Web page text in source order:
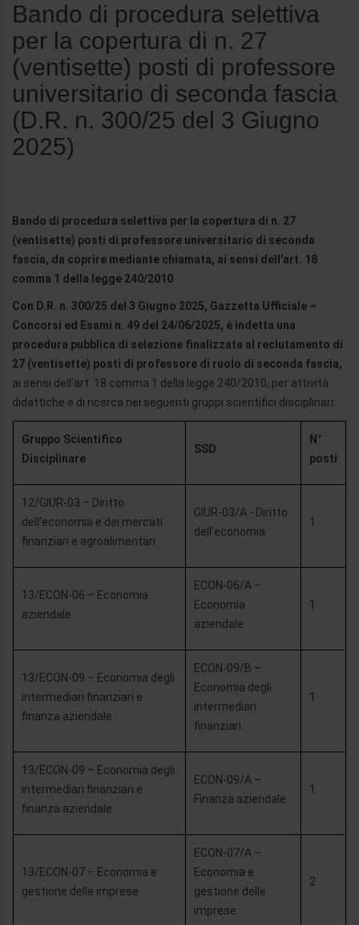
Bando di procedura selettiva
per la copertura di n. 27
(ventisette) posti di professore
universitario di seconda fascia
(D.R. n. 300/25 del 3 Giugno
2025)
Bando di procedura selettiva per la copertura di n. 27
(ventisette) posti di professore universitario di seconda
fascia, da coprire mediante chiamata, ai sensi dell'art. 18
comma 1 della legge 240/2010
Con D.R. n. 300/25 del 3 Giugno 2025, Gazzetta Ufficiale –
Concorsi ed Esami n. 49 del 24/06/2025, è indetta una
procedura pubblica di selezione finalizzata al reclutamento di
27 (ventisette) posti di professore di ruolo di seconda fascia,
ai sensi dell'art. 18 comma 1 della legge 240/2010, per attività
didattiche e di ricerca nei seguenti gruppi scientifici disciplinari:
Gruppo Scientifico
Disciplinare
SSD
N°
posti
12/GIUR-03 – Diritto
dell’economia e dei mercati
finanziari e agroalimentari
GIUR-03/A - Diritto
dell’economia
1
13/ECON-06 – Economia
aziendale
ECON-06/A –
Economia
aziendale
1
13/ECON-09 – Economia degli
intermediari finanziari e
finanza aziendale
ECON-09/B –
Economia degli
intermediari
finanziari
1
13/ECON-09 – Economia degli
intermediari finanziari e
finanza aziendale
ECON-09/A –
Finanza aziendale
1
13/ECON-07 – Economia e
gestione delle imprese
ECON-07/A –
Economia e
gestione delle
imprese
2